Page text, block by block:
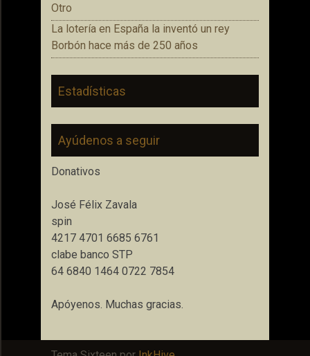
Otro
La lotería en España la inventó un rey
Borbón hace más de 250 años
Estadísticas
Ayúdenos a seguir
Donativos
José Félix Zavala
spin
4217 4701 6685 6761
clabe banco STP
64 6840 1464 0722 7854
Apóyenos. Muchas gracias.